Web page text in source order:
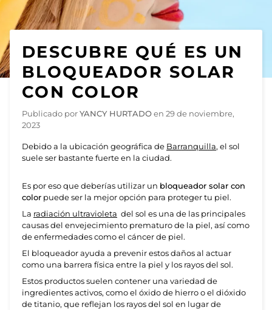
DESCUBRE QUÉ ES UN
BLOQUEADOR SOLAR
CON COLOR
Publicado porYANCY HURTADOen 29 de noviembre,
2023
Debido a la ubicación geográfica de Barranquilla, el sol
suele ser bastante fuerte en la ciudad.
Es por eso que deberías utilizar un bloqueador solar con
color puede ser la mejor opción para proteger tu piel.
La radiación ultravioleta del sol es una de las principales
causas del envejecimiento prematuro de la piel, así como
de enfermedades como el cáncer de piel.
El bloqueador ayuda a prevenir estos daños al actuar
como una barrera física entre la piel y los rayos del sol.
Estos productos suelen contener una variedad de
ingredientes activos, como el óxido de hierro o el dióxido
de titanio, que reflejan los rayos del sol en lugar de